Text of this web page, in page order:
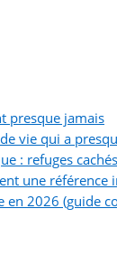
presque jamais
vie qui a
: refuges
une référence
2026 (guide